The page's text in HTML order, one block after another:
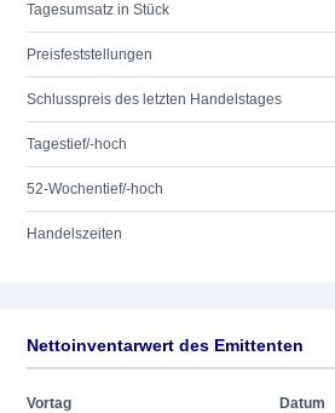
Tagesumsatz in Stück
Preisfeststellungen
Schlusspreis des letzten Handelstages
Tagestief/-hoch
52-Wochentief/-hoch
Handelszeiten
Nettoinventarwert des Emittenten
Vortag Datum